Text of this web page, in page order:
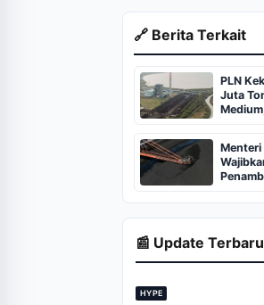
🔗 Berita Terkait
PLN
Juta
Bentuk
Menteri
Bara
📰 Update Terbaru
HYPE